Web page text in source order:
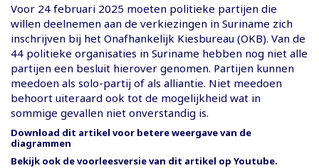
Voor 24 februari 2025 moeten politieke partijen die
willen deelnemen aan de verkiezingen in Suriname zich
inschrijven bij het Onafhankelijk Kiesbureau (OKB). Van de
44 politieke organisaties in Suriname hebben nog niet alle
partijen een besluit hierover genomen. Partijen kunnen
meedoen als solo-partij of als alliantie. Niet meedoen
behoort uiteraard ook tot de mogelijkheid wat in
sommige gevallen niet onverstandig is.
Download dit artikel voor betere weergave van de
diagrammen
Bekijk ook de voorleesversie van dit artikel op Youtube.